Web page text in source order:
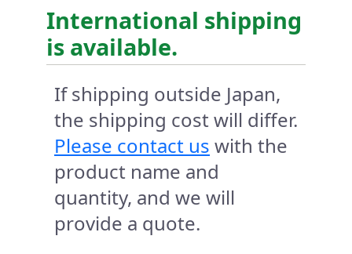
International shipping
is available.
If shipping outside Japan,
the shipping cost will differ.
Please contact us with the
product name and
quantity, and we will
provide a quote.